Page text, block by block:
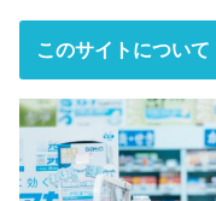
このサイトについて